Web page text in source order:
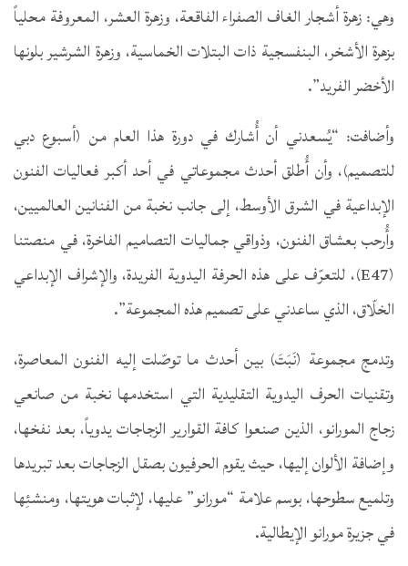
وهي: زهرة أشجار الغاف الصفراء الفاقعة، وزهرة العشر، المعروفة محلياً
بزهرة الأشخر، البنفسجية ذات البتلات الخماسية، وزهرة الشرشير بلونها
الأخضر الفريد”.
وأضافت: “يُسعدني أن أُشارك في دورة هذا العام من (أسبوع دبي
للتصميم)، وأن أُطلق أحدث مجموعاتي في أحد أكبر فعاليات الفنون
الإبداعية في الشرق الأوسط، إلى جانب نخبة من الفنانين العالميين،
وأُرحب بعشاق الفنون، وذواقي جماليات التصاميم الفاخرة، في منصتنا
(E47)، للتعرّف على هذه الحرفة اليدوية الفريدة، والإشراف الإبداعي
الخلّاق، الذي ساعدني على تصميم هذه المجموعة”.
وتدمج مجموعة (نَبَتَ) بين أحدث ما توصّلت إليه الفنون المعاصرة،
وتقنيات الحرف اليدوية التقليدية التي استخدمها نخبة من صانعي
زجاج المورانو، الذين صنعوا كافة القوارير الزجاجات يدوياً، بعد نفخها،
وإضافة الألوان إليها، حيث يقوم الحرفيون بصقل الزجاجات بعد تبريدها
وتلميع سطوحها، بوسم علامة “مورانو” عليها، لإثبات هويتها، ومنشئِها
في جزيرة مورانو الإيطالية.